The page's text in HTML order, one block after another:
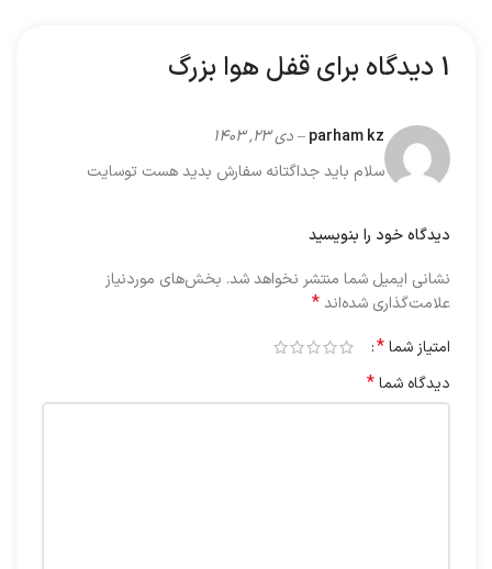
1 دیدگاه برای قفل هوا بزرگ
parham kz
–دی 23, 1403
سلام باید جداگتانه سفارش بدید هست توسایت
دیدگاه خود را بنویسید
نشانی ایمیل شما منتشر نخواهد شد. بخش‌های موردنیاز
علامت‌گذاری شده‌اند*
امتیاز شما*
دیدگاه شما*